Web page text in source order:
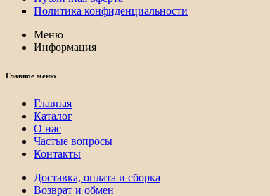
Политика конфиденциальности
Меню
Информация
Главное меню
Главная
Каталог
О нас
Частые вопросы
Контакты
Доставка, оплата и сборка
Возврат и обмен